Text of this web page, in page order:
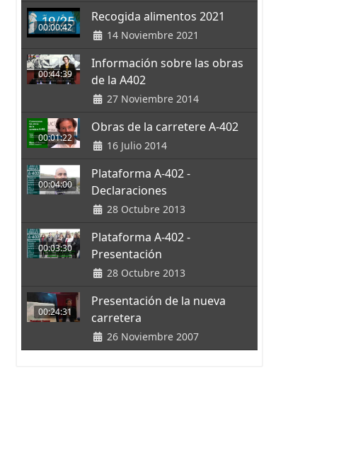
00:00:42
Recogida alimentos 2021
14 Noviembre 2021
00:44:39
Información sobre las obras
de la A402
27 Noviembre 2014
00:01:22
Obras de la carretere A-402
16 Julio 2014
00:04:00
Plataforma A-402 -
Declaraciones
28 Octubre 2013
00:03:30
Plataforma A-402 -
Presentación
28 Octubre 2013
00:24:31
Presentación de la nueva
carretera
26 Noviembre 2007